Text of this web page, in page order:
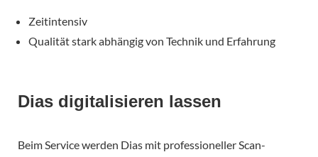
Zeitintensiv
Qualität stark abhängig von Technik und Erfahrung
Dias digitalisieren lassen
Beim Service werden Dias mit professioneller Scan-